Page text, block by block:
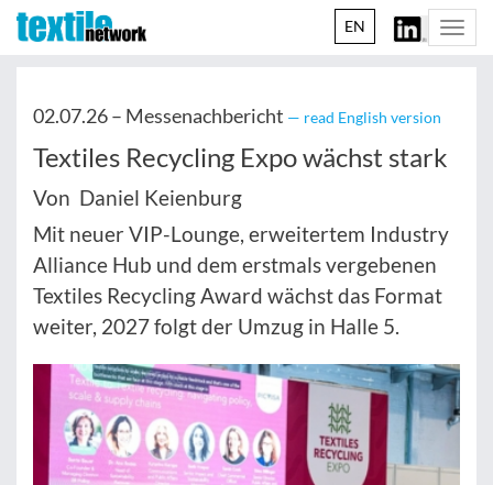
EN
02.07.26 – Messenachbericht — read English version
Textiles Recycling Expo wächst stark
Von Daniel Keienburg
Mit neuer VIP-Lounge, erweitertem Industry
Alliance Hub und dem erstmals vergebenen
Textiles Recycling Award wächst das Format
weiter, 2027 folgt der Umzug in Halle 5.